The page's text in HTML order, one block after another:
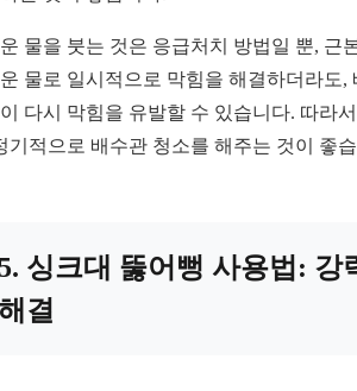
물을 붓는 것은 응급처치 방법일 뿐, 근
물로 일시적으로 막힘을 해결하더라도,
다시 막힘을 유발할 수 있습니다. 따라
기적으로 배수관 청소를 해주는 것이 좋
싱크대 뚫어뻥 사용법: 강
결